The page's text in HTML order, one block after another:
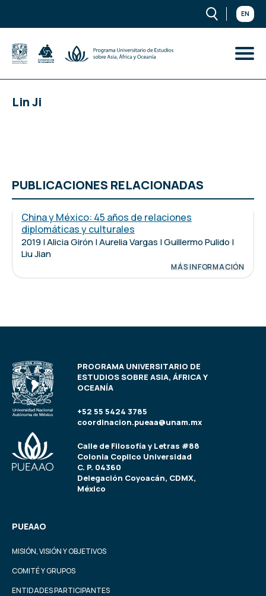
EN
Lin Ji
PUBLICACIONES RELACIONADAS
China y México: 45 años de relaciones
diplomáticas y culturales
2019 | Alicia Girón | Aurelia Vargas | Guillermo Pulido |
Liu Jian
MÁS INFORMACIÓN
PROGRAMA UNIVERSITARIO DE
ESTUDIOS SOBRE ASIA, ÁFRICA Y
OCEANÍA
+52 55 5424 3785
coordinacion.pueaa@unam.mx
Calle de Filosofía y Letras #88
Colonia Copilco Universidad
C. P. 04360
Delegación Coyoacán, CDMX,
México
PUEAAO
MISIÓN, VISIÓN Y OBJETIVOS
COMITÉ Y GRUPOS
ENTIDADES PARTICIPANTES